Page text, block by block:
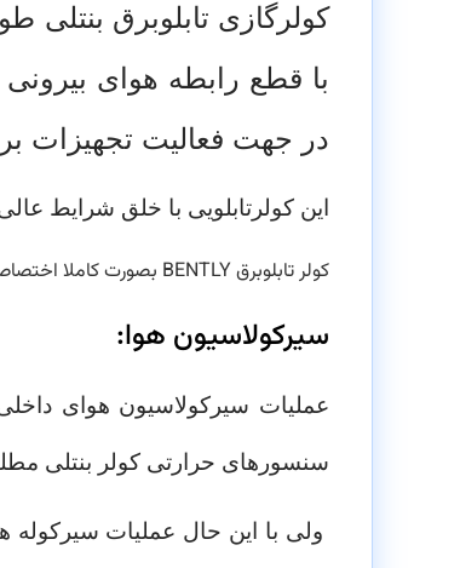
کولرگازی تابلوبرق بنتلی
با قطع رابطه هوای
در جهت فعالیت تجهیزات
این کولرتابلویی با خلق شرایط
کولر تابلوبرق BENTLY بصورت کاملا اختصاصی جهت خنک کاری تابلوبرق، خنک کاری رک مخابراتی، خنک کاری سرور صنعتی طراحی شده است.
سیرکولاسیون هوا:
عملیات سیرکولاسیون هوای
سنسورهای حرارتی کولر بنتلی
ولی با این حال عملیات سیرکوله